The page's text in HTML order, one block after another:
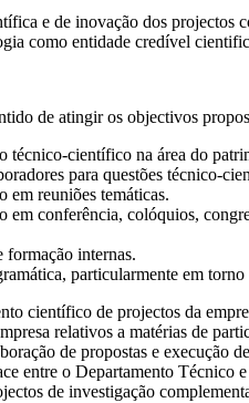
e de inovação dos projectos
como entidade credível
de atingir os objectivos
técnico-científico na área do
para questões técnico-
em reuniões temáticas.
em conferência, colóquios,
formação internas.
particularmente em
científico de projectos da
relativos a matérias de
de propostas e execução
entre o Departamento Técnico
de investigação